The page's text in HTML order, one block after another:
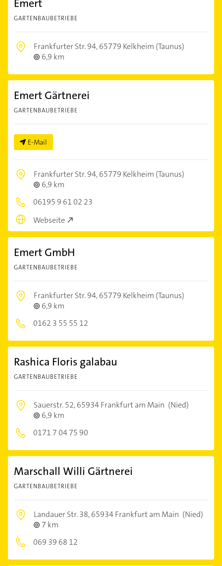
Emert
GARTENBAUBETRIEBE
Frankfurter Str. 94,65779 Kelkheim (Taunus)
6,9 km
Emert Gärtnerei
GARTENBAUBETRIEBE
E-Mail
Frankfurter Str. 94,65779 Kelkheim (Taunus)
6,9 km
06195 9 61 02 23
Webseite
Emert GmbH
GARTENBAUBETRIEBE
Frankfurter Str. 94,65779 Kelkheim (Taunus)
6,9 km
0162 3 55 55 12
Rashica Floris galabau
GARTENBAUBETRIEBE
Sauerstr. 52,65934 Frankfurt am Main (Nied)
6,9 km
0171 7 04 75 90
Marschall Willi Gärtnerei
GARTENBAUBETRIEBE
Landauer Str. 38,65934 Frankfurt am Main (Nied)
7 km
069 39 68 12